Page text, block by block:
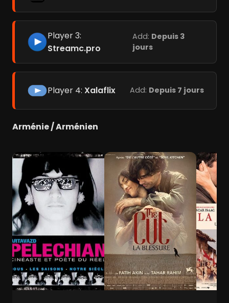
Player 3:
Streamc.pro
Add: Depuis 3
jours
Player 4: Xalaflix Add: Depuis 7 jours
Arménie / Arménien